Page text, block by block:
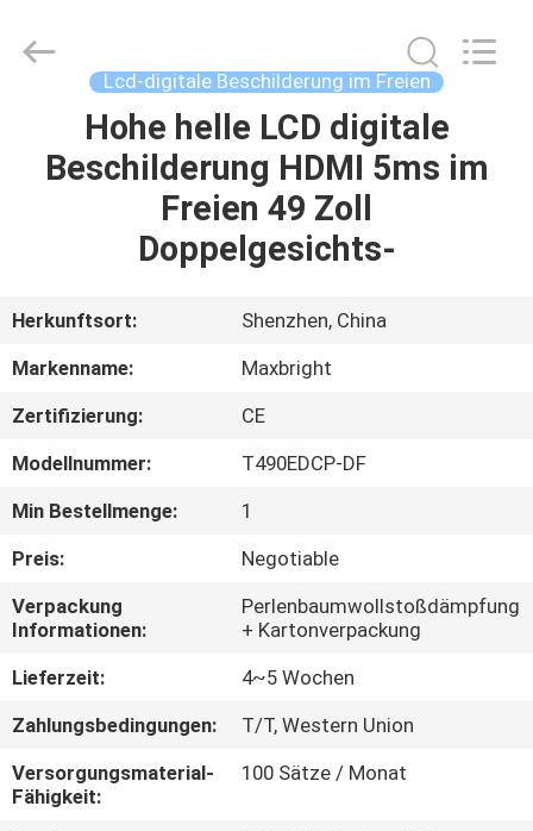
HAUS
PRODUKTE
UNS
AUSFLUG
QUALITÄTSKONTROLLE
TRETEN
SIE
MIT
UNS
VERBINDUNG
Freien
Fournisseur.
outdoordigital-
signage.com.
Lcd-digitale Beschilderung im Freien
Hohe helle LCD digitale
Beschilderung HDMI 5ms im
Freien 49 Zoll
Doppelgesichts-
Herkunftsort:
Shenzhen, China
Markenname:
Maxbright
Zertifizierung:
CE
Modellnummer:
T490EDCP-DF
Min Bestellmenge:
1
Preis:
Negotiable
Verpackung
Informationen:
Perlenbaumwollstoßdämpfung
+ Kartonverpackung
Lieferzeit:
4~5 Wochen
Zahlungsbedingungen:
T/T, Western Union
Versorgungsmaterial-
Fähigkeit:
100 Sätze / Monat